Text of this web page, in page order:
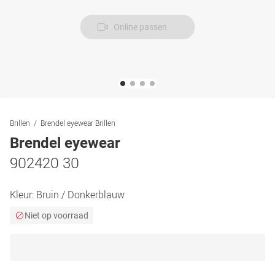
Online passen
Brillen Brendel eyewear Brillen
Brendel eyewear
902420 30
Kleur: Bruin / Donkerblauw
Niet op voorraad